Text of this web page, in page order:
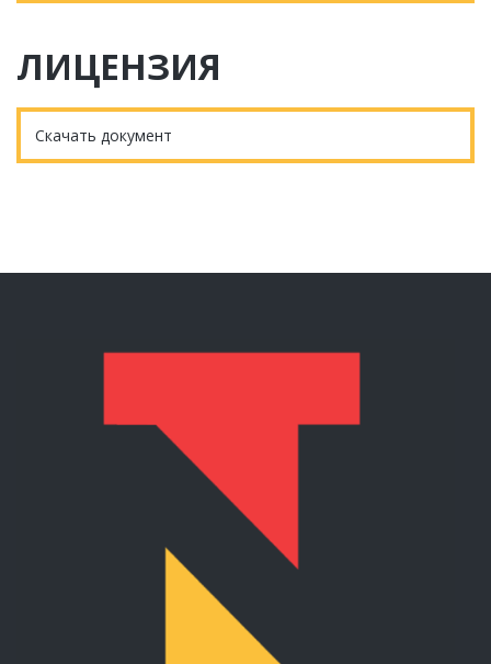
ЛИЦЕНЗИЯ
Скачать документ